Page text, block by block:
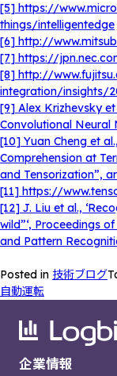
[5] https://
things/intelligentedge
[6] http://
[7] https://
[8] http://
integration/insights/
[9] Alex Krizhevsky
Convolutional Neural
[10] Yuan Cheng et
Comprehension at
and Tensorization”,
[11] https://
[12] J. Liu et al.,
wild”‘, Proceedings
and Pattern
Posted in 技術ブログ
自動運転
企業情報